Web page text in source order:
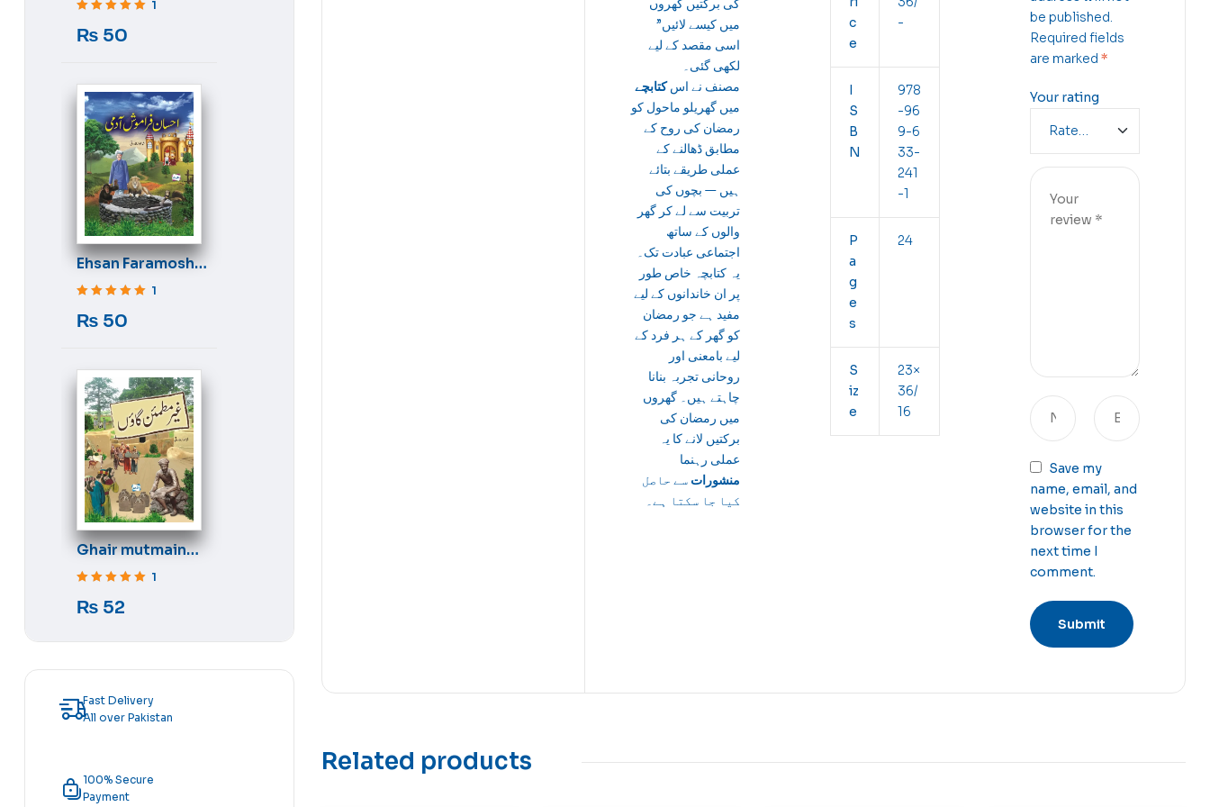
کی برکتیں گھروں
میں کیسے لائیں”
اسی مقصد کے لیے
لکھی گئی۔
مصنف نے اسکتابچے
میں گھریلو ماحول کو
رمضان کی روح کے
مطابق ڈھالنے کے
عملی طریقے بتائے
ہیں — بچوں کی
تربیت سے لے کر گھر
والوں کے ساتھ
اجتماعی عبادت تک۔
یہ کتابچہ خاص طور
پر ان خاندانوں کے لیے
مفید ہے جو رمضان
کو گھر کے ہر فرد کے
لیے بامعنی اور
روحانی تجربہ بنانا
چاہتے ہیں۔ گھروں
میں رمضان کی
برکتیں لانے کا یہ
عملی رہنما
منشورات سے حاصل
کیا جا سکتا ہے۔
c
e
-
I
S
B
N
978
-96
9-6
33-
241
-1
P
a
g
e
s
24
S
iz
e
23×
36/
16
be published.
Required fields
are marked *
Your rating
Save my
name, email, and
website in this
browser for the
next time I
comment.
Related products
1
₨ 50
Ehsan Faramosh
Aadmi
1
₨ 50
Ghair mutmain
gaon
1
₨ 52
Fast Delivery
All over Pakistan
100% Secure
Payment